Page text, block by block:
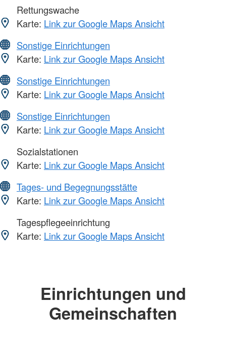
Rettungswache
Karte: Link zur Google Maps Ansicht
Sonstige Einrichtungen
Karte: Link zur Google Maps Ansicht
Sonstige Einrichtungen
Karte: Link zur Google Maps Ansicht
Sonstige Einrichtungen
Karte: Link zur Google Maps Ansicht
Sozialstationen
Karte: Link zur Google Maps Ansicht
Tages- und Begegnungsstätte
Karte: Link zur Google Maps Ansicht
Tagespflegeeinrichtung
Karte: Link zur Google Maps Ansicht
Einrichtungen und
Gemeinschaften